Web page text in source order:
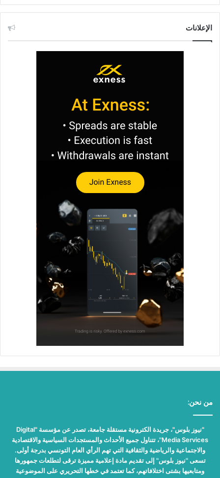
الإعلانات
من نحن:
"نيوز بلوس"، جريدة الكترونية مستقلة جامعة، تصدر عن مؤسسة "Digital
Media Services"، تتناول جميع الأحداث والمستجدات السياسية والاقتصادية
والاجتماعية والرياضية والثقافية التي تهم الرأي العام التونسي بدرجة أولى.
تسعى "نيوز بلوس" إلى تقديم مادة إعلامية مميزة ترقى لتطلعات جمهورها
ومتابعيها بشتى اختلافاتهم، كما تعتمد في خطها التحريري على الموضوعية